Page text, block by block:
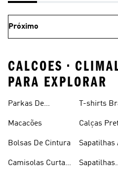
Próximo
CALCOES •
PARA EXPLORAR
Parkas De
Macacões
Bolsas De Cintura
Camisolas Curtas
T-shirts
Calças
Sapatilhas
Sapatilhas